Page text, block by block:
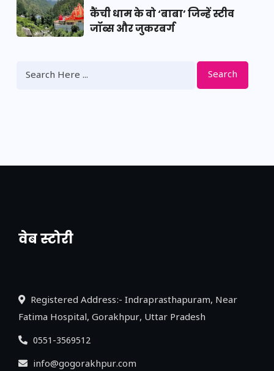
कैंची धाम के वो ‘बाबा’ जिन्हें स्टीव
जॉब्स और जुकरबर्ग
Search
वेब स्टोरी
नया एक्सप्रेसवे: पूर्वांचल का लक, डेवलपमेंट का
Registered Address:- Indraprasthapuram, Near
Fatima Hospital, Gorakhpur, Uttar Pradesh
0551-3569512
info@gogorakhpur.com